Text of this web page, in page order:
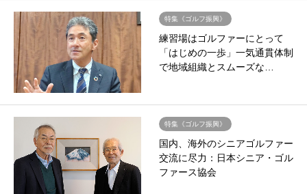
特集《ゴルフ振興》
練習場はゴルファーにとって
「はじめの一歩」一気通貫体制
で地域組織とスムーズな…
特集《ゴルフ振興》
国内、海外のシニアゴルファー
交流に尽力：日本シニア・ゴル
ファース協会